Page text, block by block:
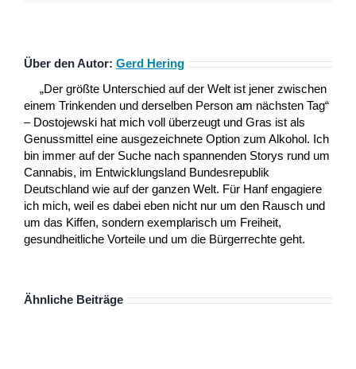
Über den Autor: Gerd Hering
„Der größte Unterschied auf der Welt ist jener zwischen
einem Trinkenden und derselben Person am nächsten Tag“
– Dostojewski hat mich voll überzeugt und Gras ist als
Genussmittel eine ausgezeichnete Option zum Alkohol. Ich
bin immer auf der Suche nach spannenden Storys rund um
Cannabis, im Entwicklungsland Bundesrepublik
Deutschland wie auf der ganzen Welt. Für Hanf engagiere
ich mich, weil es dabei eben nicht nur um den Rausch und
um das Kiffen, sondern exemplarisch um Freiheit,
gesundheitliche Vorteile und um die Bürgerrechte geht.
Ähnliche Beiträge